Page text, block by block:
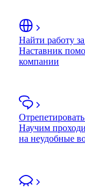
Найти работу
Наставник
компании
Научим
на неудобные